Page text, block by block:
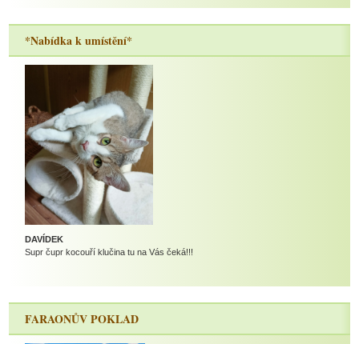
*Nabídka k umístění*
DAVÍDEK
Supr čupr kocouří klučina tu na Vás čeká!!!
FARAONŮV POKLAD